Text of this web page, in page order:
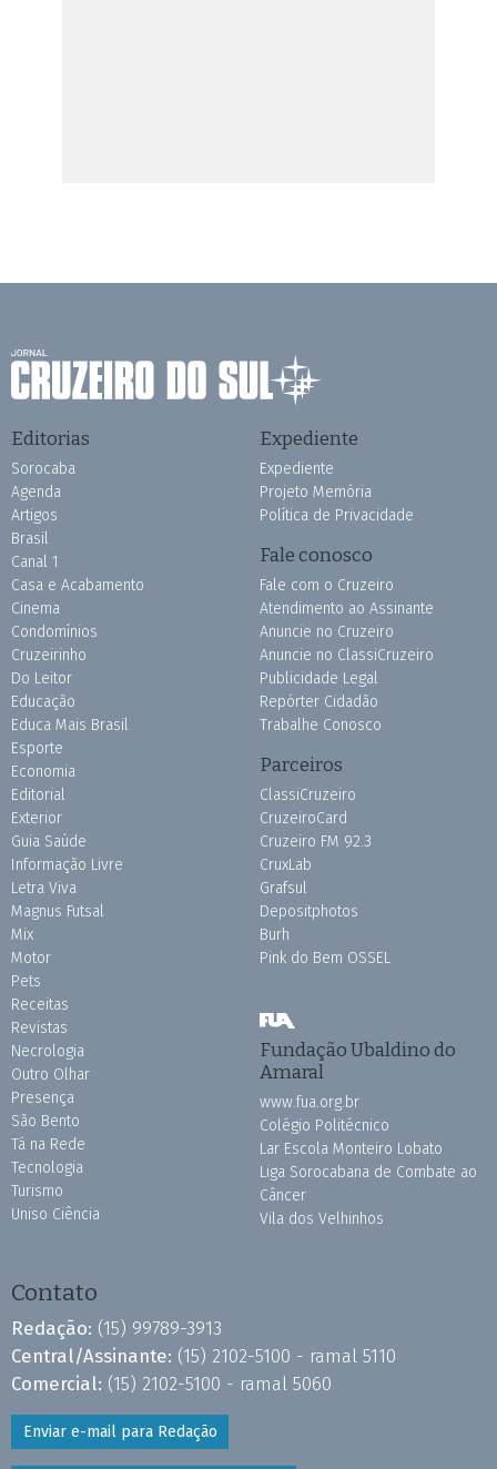
Editorias
Sorocaba
Agenda
Artigos
Brasil
Canal 1
Casa e Acabamento
Cinema
Condomínios
Cruzeirinho
Do Leitor
Educação
Educa Mais Brasil
Esporte
Economia
Editorial
Exterior
Guia Saúde
Informação Livre
Letra Viva
Magnus Futsal
Mix
Motor
Pets
Receitas
Revistas
Necrologia
Outro Olhar
Presença
São Bento
Tá na Rede
Tecnologia
Turismo
Uniso Ciência
Expediente
Expediente
Projeto Memória
Política de Privacidade
Fale conosco
Fale com o Cruzeiro
Atendimento ao Assinante
Anuncie no Cruzeiro
Anuncie no ClassiCruzeiro
Publicidade Legal
Repórter Cidadão
Trabalhe Conosco
Parceiros
ClassiCruzeiro
CruzeiroCard
Cruzeiro FM 92.3
CruxLab
Grafsul
Depositphotos
Burh
Pink do Bem OSSEL
Fundação Ubaldino do
Amaral
www.fua.org.br
Colégio Politécnico
Lar Escola Monteiro Lobato
Liga Sorocabana de Combate ao
Câncer
Vila dos Velhinhos
Contato
Redação: (15) 99789-3913
Central/Assinante: (15) 2102-5100 - ramal 5110
Comercial: (15) 2102-5100 - ramal 5060
Enviar e-mail para Redação